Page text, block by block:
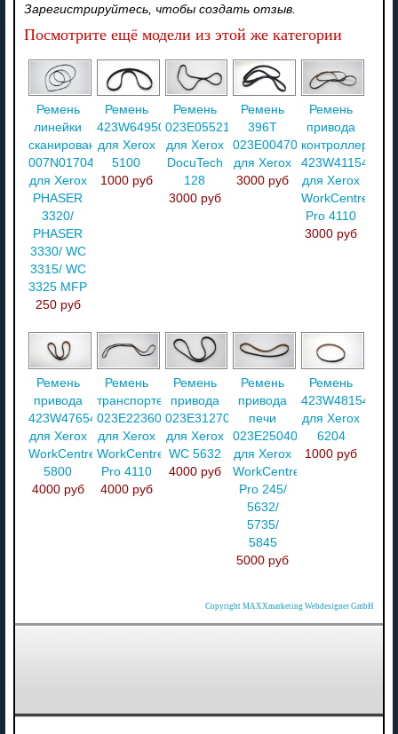
Зарегистрируйтесь, чтобы создать отзыв.
Посмотрите ещё модели из этой же категории
Ремень
линейки
сканирования
007N01704
для Xerox
PHASER
3320/
PHASER
3330/ WC
3315/ WC
3325 MFP
250 руб
Ремень
423W64950
для Xerox
5100
1000 руб
Ремень
023E05521
для Xerox
DocuTech
128
3000 руб
Ремень
396T
023E00470
для Xerox
3000 руб
Ремень
привода
контроллера
423W41154
для Xerox
WorkCentre
Pro 4110
3000 руб
Ремень
привода
423W47654
для Xerox
WorkCentre
5800
4000 руб
Ремень
транспортера
023E22360
для Xerox
WorkCentre
Pro 4110
4000 руб
Ремень
привода
023E31270
для Xerox
WC 5632
4000 руб
Ремень
привода
печи
023E25040
для Xerox
WorkCentre
Pro 245/
5632/
5735/
5845
5000 руб
Ремень
423W48154
для Xerox
6204
1000 руб
Copyright MAXXmarketing Webdesigner GmbH